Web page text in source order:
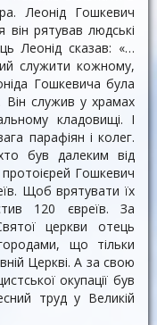
Леонід Гошкевич
рятував людські
Леонід сказав: «…
служити кожному,
Гошкевича була
Він служив у храмах
кладовищі. І
парафіян і колег.
був далеким від
протоієрей Гошкевич
Щоб врятувати їх
120 євреїв. За
церкви отець
що тільки
Церкві. А за свою
окупації був
труд у Великій